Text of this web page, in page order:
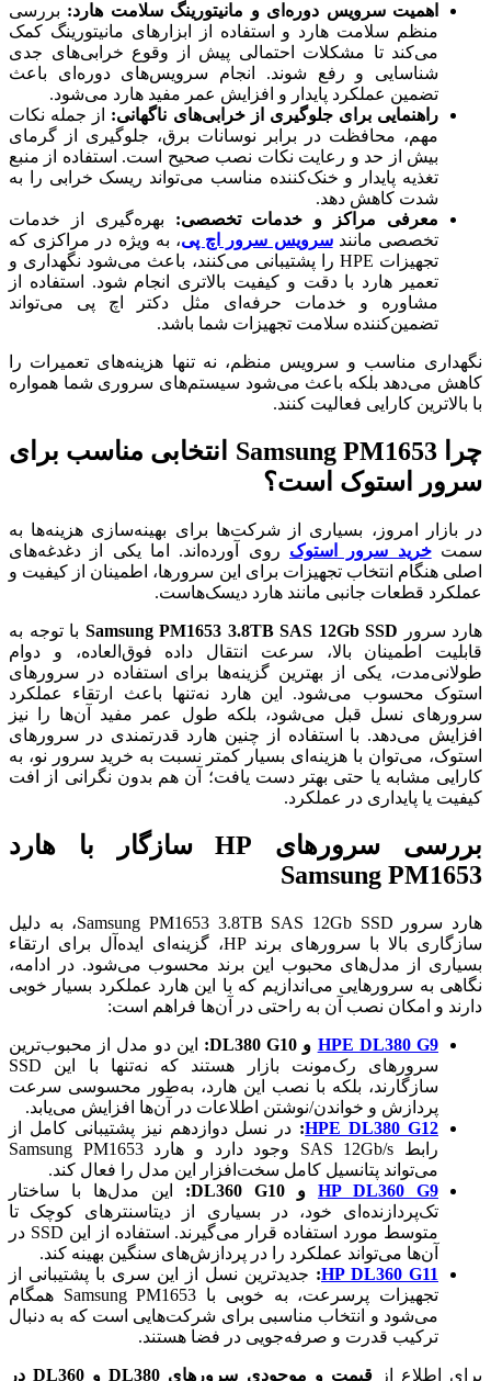
اهمیت سرویس دوره‌ای و مانیتورینگ سلامت هارد: بررسی
منظم سلامت هارد و استفاده از ابزارهای مانیتورینگ کمک
می‌کند تا مشکلات احتمالی پیش از وقوع خرابی‌های جدی
شناسایی و رفع شوند. انجام سرویس‌های دوره‌ای باعث
تضمین عملکرد پایدار و افزایش عمر مفید هارد می‌شود.
راهنمایی برای جلوگیری از خرابی‌های ناگهانی: از جمله نکات
مهم، محافظت در برابر نوسانات برق، جلوگیری از گرمای
بیش از حد و رعایت نکات نصب صحیح است. استفاده از منبع
تغذیه پایدار و خنک‌کننده مناسب می‌تواند ریسک خرابی را به
شدت کاهش دهد.
معرفی مراکز و خدمات تخصصی: بهره‌گیری از خدمات
تخصصی مانندسرویس سرور اچ پی، به ویژه در مراکزی که
تجهیزات HPE را پشتیبانی می‌کنند، باعث می‌شود نگهداری و
تعمیر هارد با دقت و کیفیت بالاتری انجام شود. استفاده از
مشاوره و خدمات حرفه‌ای مثل دکتر اچ پی می‌تواند
تضمین‌کننده سلامت تجهیزات شما باشد.
نگهداری مناسب و سرویس منظم، نه تنها هزینه‌های تعمیرات را
کاهش می‌دهد بلکه باعث می‌شود سیستم‌های سروری شما همواره
با بالاترین کارایی فعالیت کنند.
چرا Samsung PM1653 انتخابی مناسب برای
سرور استوک است؟
در بازار امروز، بسیاری از شرکت‌ها برای بهینه‌سازی هزینه‌ها به
سمتخرید سرور استوک روی آورده‌اند. اما یکی از دغدغه‌های
اصلی هنگام انتخاب تجهیزات برای این سرورها، اطمینان از کیفیت و
عملکرد قطعات جانبی مانند هارد دیسک‌هاست.
هارد سرور Samsung PM1653 3.8TB SAS 12Gb SSD با توجه به
قابلیت اطمینان بالا، سرعت انتقال داده فوق‌العاده، و دوام
طولانی‌مدت، یکی از بهترین گزینه‌ها برای استفاده در سرورهای
استوک محسوب می‌شود. این هارد نه‌تنها باعث ارتقاء عملکرد
سرورهای نسل قبل می‌شود، بلکه طول عمر مفید آن‌ها را نیز
افزایش می‌دهد. با استفاده از چنین هارد قدرتمندی در سرورهای
استوک، می‌توان با هزینه‌ای بسیار کمتر نسبت به خرید سرور نو، به
کارایی مشابه یا حتی بهتر دست یافت؛ آن هم بدون نگرانی از افت
کیفیت یا پایداری در عملکرد.
بررسی سرورهای HP سازگار با هارد
Samsung PM1653
هارد سرور Samsung PM1653 3.8TB SAS 12Gb SSD، به دلیل
سازگاری بالا با سرورهای برند HP، گزینه‌ای ایده‌آل برای ارتقاء
بسیاری از مدل‌های محبوب این برند محسوب می‌شود. در ادامه،
نگاهی به سرورهایی می‌اندازیم که با این هارد عملکرد بسیار خوبی
دارند و امکان نصب آن به راحتی در آن‌ها فراهم است:
HPE DL380 G9 و DL380 G10:
این دو مدل از محبوب‌ترین
سرورهای رک‌مونت بازار هستند که نه‌تنها با این SSD
سازگارند، بلکه با نصب این هارد، به‌طور محسوسی سرعت
پردازش و خواندن/نوشتن اطلاعات در آن‌ها افزایش می‌یابد.
HPE DL380 G12
: در نسل دوازدهم نیز پشتیبانی کامل از
رابط SAS 12Gb/s وجود دارد و هارد Samsung PM1653
می‌تواند پتانسیل کامل سخت‌افزار این مدل را فعال کند.
HP DL360 G9 و DL360 G10:
این مدل‌ها با ساختار
تک‌پردازنده‌ای خود، در بسیاری از دیتاسنترهای کوچک تا
متوسط مورد استفاده قرار می‌گیرند. استفاده از این SSD در
آن‌ها می‌تواند عملکرد را در پردازش‌های سنگین بهینه کند.
HP DL360 G11
: جدیدترین نسل از این سری با پشتیبانی از
تجهیزات پرسرعت، به خوبی با Samsung PM1653 همگام
می‌شود و انتخاب مناسبی برای شرکت‌هایی است که به دنبال
ترکیب قدرت و صرفه‌جویی در فضا هستند.
برای اطلاع از
قیمت و موجودی سرورهای DL380 و DL360 در